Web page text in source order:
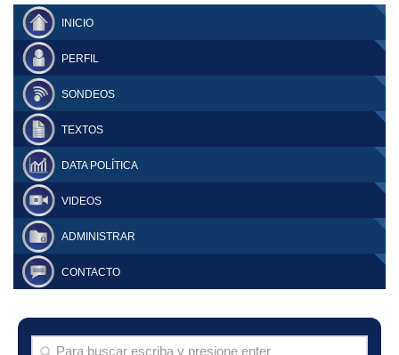
INICIO
PERFIL
SONDEOS
TEXTOS
DATA POLÍTICA
VIDEOS
ADMINISTRAR
CONTACTO